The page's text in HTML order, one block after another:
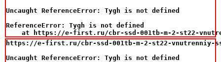
Uncaught ReferenceError: Tygh is not defined
ReferenceError: Tygh is not defined
at https://e-first.ru/cbr-ssd-001tb-m-2-st22-
https://e-first.ru/cbr-ssd-001tb-m-2-st22-vnutrenniy-
Uncaught ReferenceError: Tygh is not defined